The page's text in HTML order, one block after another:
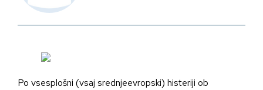
Po vsesplošni (vsaj srednjeevropski) histeriji ob